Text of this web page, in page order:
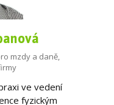
mzdy a daně,
ve vedení
fyzickým